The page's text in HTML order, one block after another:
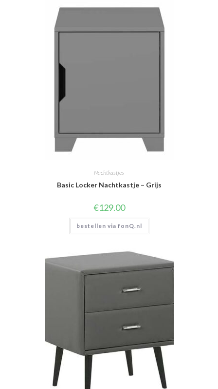
Nachtkastjes
Basic Locker Nachtkastje – Grijs
€129.00
bestellen via fonQ.nl